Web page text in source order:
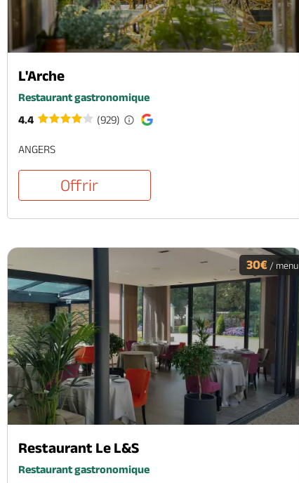
L'Arche
Restaurant gastronomique
4.4
(929)
ANGERS
Offrir
30€/ menu
Restaurant Le L&S
Restaurant gastronomique